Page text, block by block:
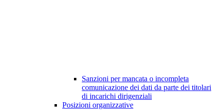
Sanzioni per mancata o incompleta
comunicazione dei dati da parte dei titolari
di incarichi dirigenziali
Posizioni organizzative